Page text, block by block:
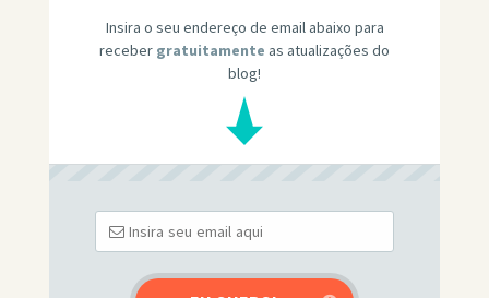
Insira o seu endereço de email abaixo para
receber gratuitamente as atualizações do
blog!